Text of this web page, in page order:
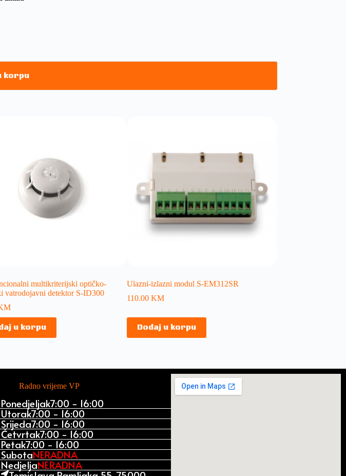
korpu
multikriterijski optičko-
vatrodojavni detektor S-ID300
u korpu
Ulazni-izlazni modul S-EM312SR
110.00KM
Dodaj u korpu
Radno vrijeme VP
Ponedjeljak7:00 - 16:00
Utorak7:00 - 16:00
Srijeda7:00 - 16:00
Četvrtak7:00 - 16:00
Petak7:00 - 16:00
SubotaNERADNA
NedjeljaNERADNA